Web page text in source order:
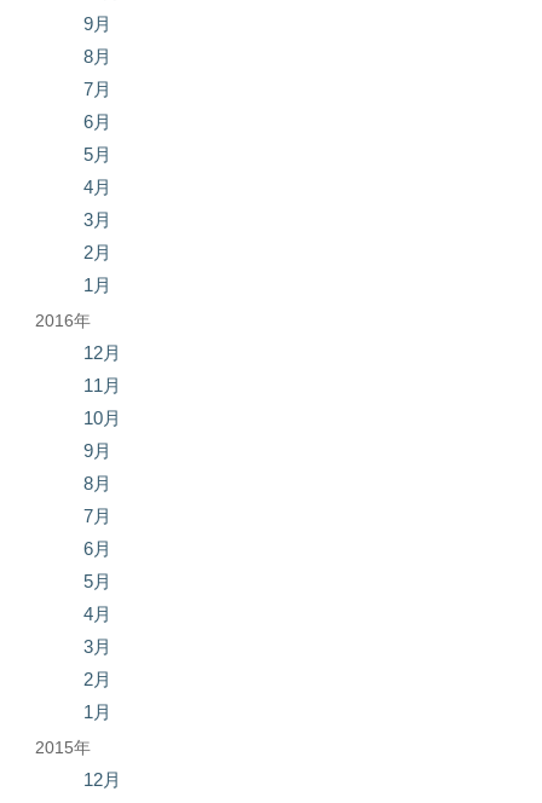
9月
8月
7月
6月
5月
4月
3月
2月
1月
2016年
12月
11月
10月
9月
8月
7月
6月
5月
4月
3月
2月
1月
2015年
12月